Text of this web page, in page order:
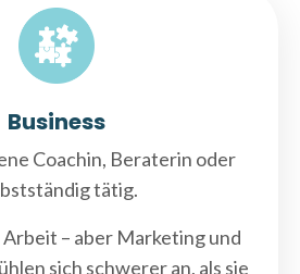
Business
Coachin, Beraterin oder
tätig.
– aber Marketing und
sich schwerer an, als sie